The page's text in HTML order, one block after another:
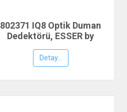
802371 IQ8 Optik Duman
Dedektörü, ESSER by
Honeywell
Detay...